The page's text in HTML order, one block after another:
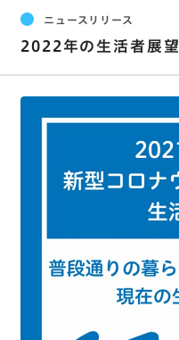
ニュースリリース
2022年の生活者展望